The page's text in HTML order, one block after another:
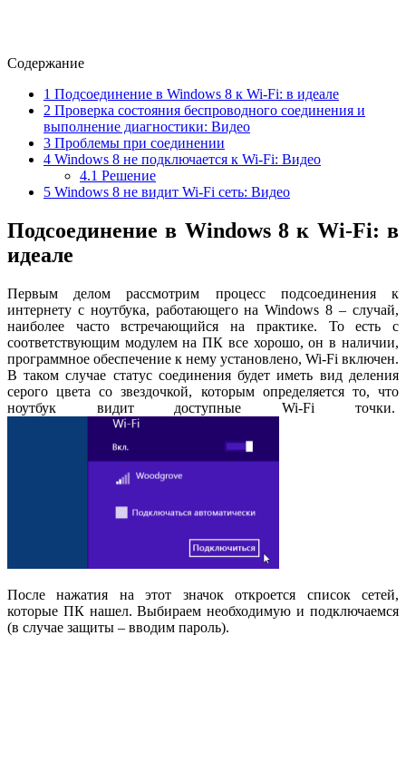
Содержание
1 Подсоединение в Windows 8 к Wi-Fi: в идеале
2 Проверка состояния беспроводного соединения и
выполнение диагностики: Видео
3 Проблемы при соединении
4 Windows 8 не подключается к Wi-Fi: Видео
4.1 Решение
5 Windows 8 не видит Wi-Fi сеть: Видео
Подсоединение в Windows 8 к Wi-Fi: в
идеале
Первым делом рассмотрим процесс подсоединения к
интернету с ноутбука, работающего на Windows 8 – случай,
наиболее часто встречающийся на практике. То есть с
соответствующим модулем на ПК все хорошо, он в наличии,
программное обеспечение к нему установлено, Wi-Fi включен.
В таком случае статус соединения будет иметь вид деления
серого цвета со звездочкой, которым определяется то, что
ноутбук видит доступные Wi-Fi точки.
После нажатия на этот значок откроется список сетей,
которые ПК нашел. Выбираем необходимую и подключаемся
(в случае защиты – вводим пароль).